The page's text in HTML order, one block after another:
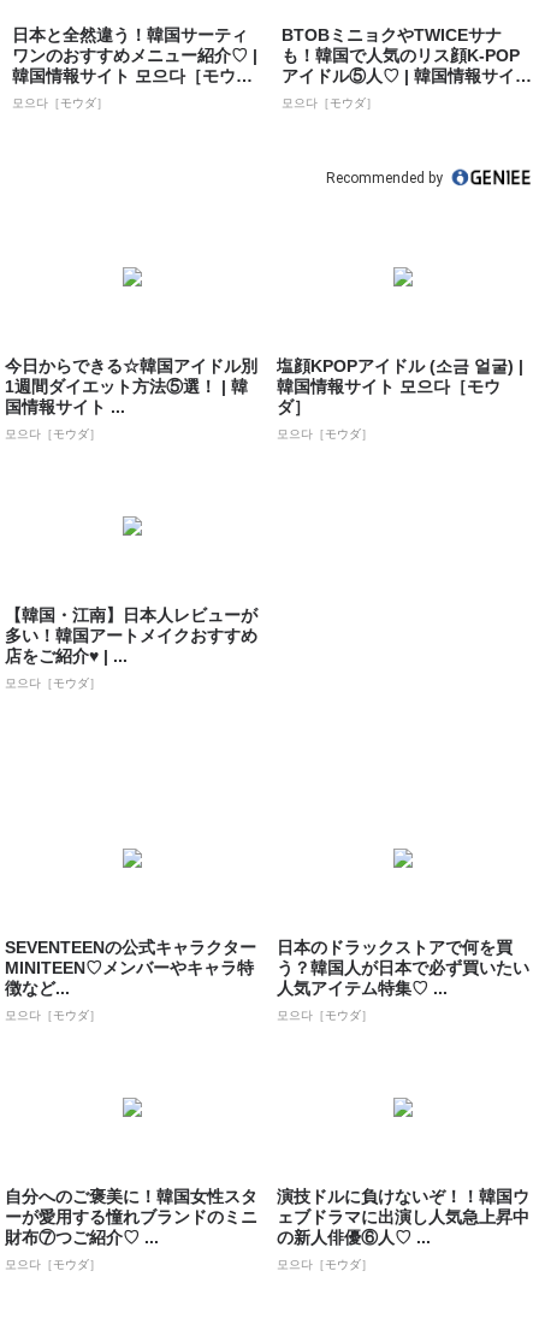
日本と全然違う！韓国サーティ
ワンのおすすめメニュー紹介♡ |
韓国情報サイト 모으다［モウ
ダ］
모으다［モウダ］
BTOBミニョクやTWICEサナ
も！韓国で人気のリス顔K-POP
アイドル⑤人♡ | 韓国情報サイ
ト...
모으다［モウダ］
Recommended by
今日からできる☆韓国アイドル別
1週間ダイエット方法⑤選！ | 韓
国情報サイト ...
모으다［モウダ］
塩顔KPOPアイドル (소금 얼굴) |
韓国情報サイト 모으다［モウ
ダ］
모으다［モウダ］
【韓国・江南】日本人レビューが
多い！韓国アートメイクおすすめ
店をご紹介♥ | ...
모으다［モウダ］
SEVENTEENの公式キャラクター
MINITEEN♡メンバーやキャラ特
徴など...
모으다［モウダ］
日本のドラックストアで何を買
う？韓国人が日本で必ず買いたい
人気アイテム特集♡ ...
모으다［モウダ］
自分へのご褒美に！韓国女性スタ
ーが愛用する憧れブランドのミニ
財布⑦つご紹介♡ ...
모으다［モウダ］
演技ドルに負けないぞ！！韓国ウ
ェブドラマに出演し人気急上昇中
の新人俳優⑥人♡ ...
모으다［モウダ］